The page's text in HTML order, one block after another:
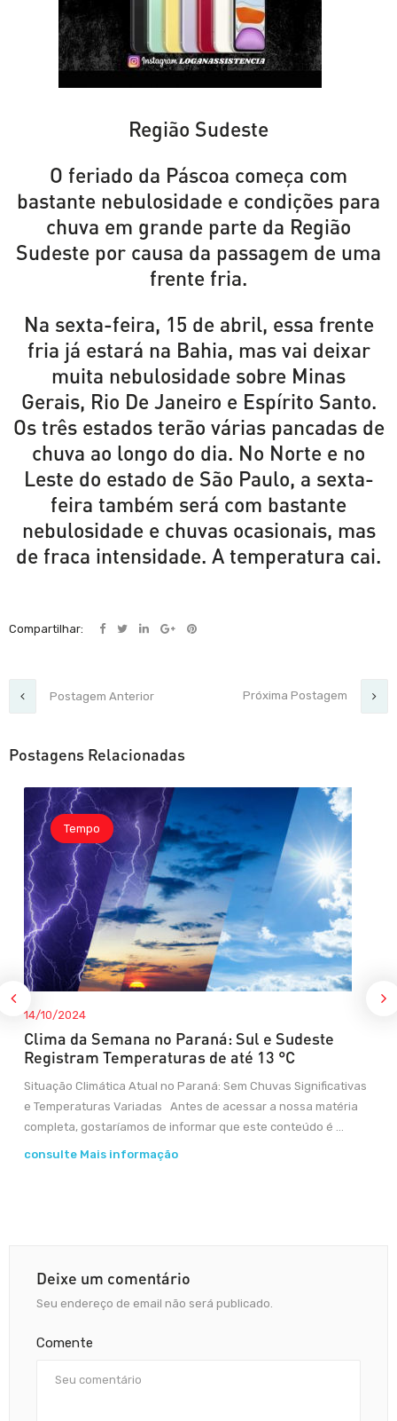
Região Sudeste
O feriado da Páscoa começa com
bastante nebulosidade e condições para
chuva em grande parte da Região
Sudeste por causa da passagem de uma
frente fria.
Na sexta-feira, 15 de abril, essa frente
fria já estará na Bahia, mas vai deixar
muita nebulosidade sobre Minas
Gerais, Rio De Janeiro e Espírito Santo.
Os três estados terão várias pancadas de
chuva ao longo do dia. No Norte e no
Leste do estado de São Paulo, a sexta-
feira também será com bastante
nebulosidade e chuvas ocasionais, mas
de fraca intensidade. A temperatura cai.
Compartilhar:
Postagem Anterior Próxima Postagem
Postagens Relacionadas
Tempo
14/10/2024
Clima da Semana no Paraná: Sul e Sudeste
Registram Temperaturas de até 13 °C
Situação Climática Atual no Paraná: Sem Chuvas Significativas
e Temperaturas Variadas Antes de acessar a nossa matéria
completa, gostaríamos de informar que este conteúdo é ...
consulte Mais informação
Deixe um comentário
Seu endereço de email não será publicado.
Comente